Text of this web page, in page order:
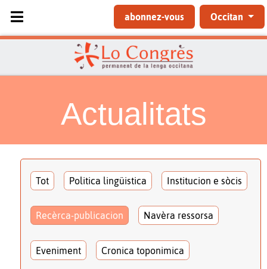
Sélectionnez votre langue
abonnez-vous Occitan
Actualitats
Tot Politica lingüistica Institucion e sòcis
Recèrca-publicacion Navèra ressorsa
Eveniment Cronica toponimica